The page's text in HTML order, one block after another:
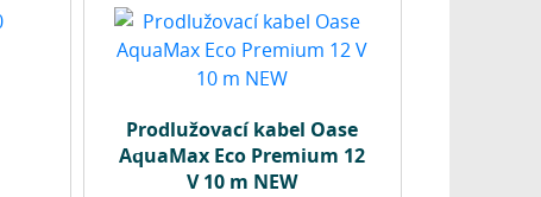
Prodlužovací kabel Oase
AquaMax Eco Premium 12
V 10 m NEW